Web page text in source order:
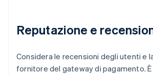
Reputazione e
Considera le recensioni degli utenti e
fornitore del gateway di pagamento.